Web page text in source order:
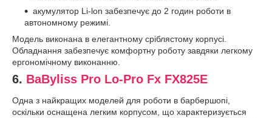
акумулятор Li-lon забезпечує до 2 годин роботи в
автономному режимі.
Модель виконана в елегантному сріблястому корпусі.
Обладнання забезпечує комфортну роботу завдяки легкому
ергономічному виконанню.
6. BaByliss Pro Lo-Pro Fx FX825E
Одна з найкращих моделей для роботи в барбершопі,
оскільки оснащена легким корпусом, що характеризується